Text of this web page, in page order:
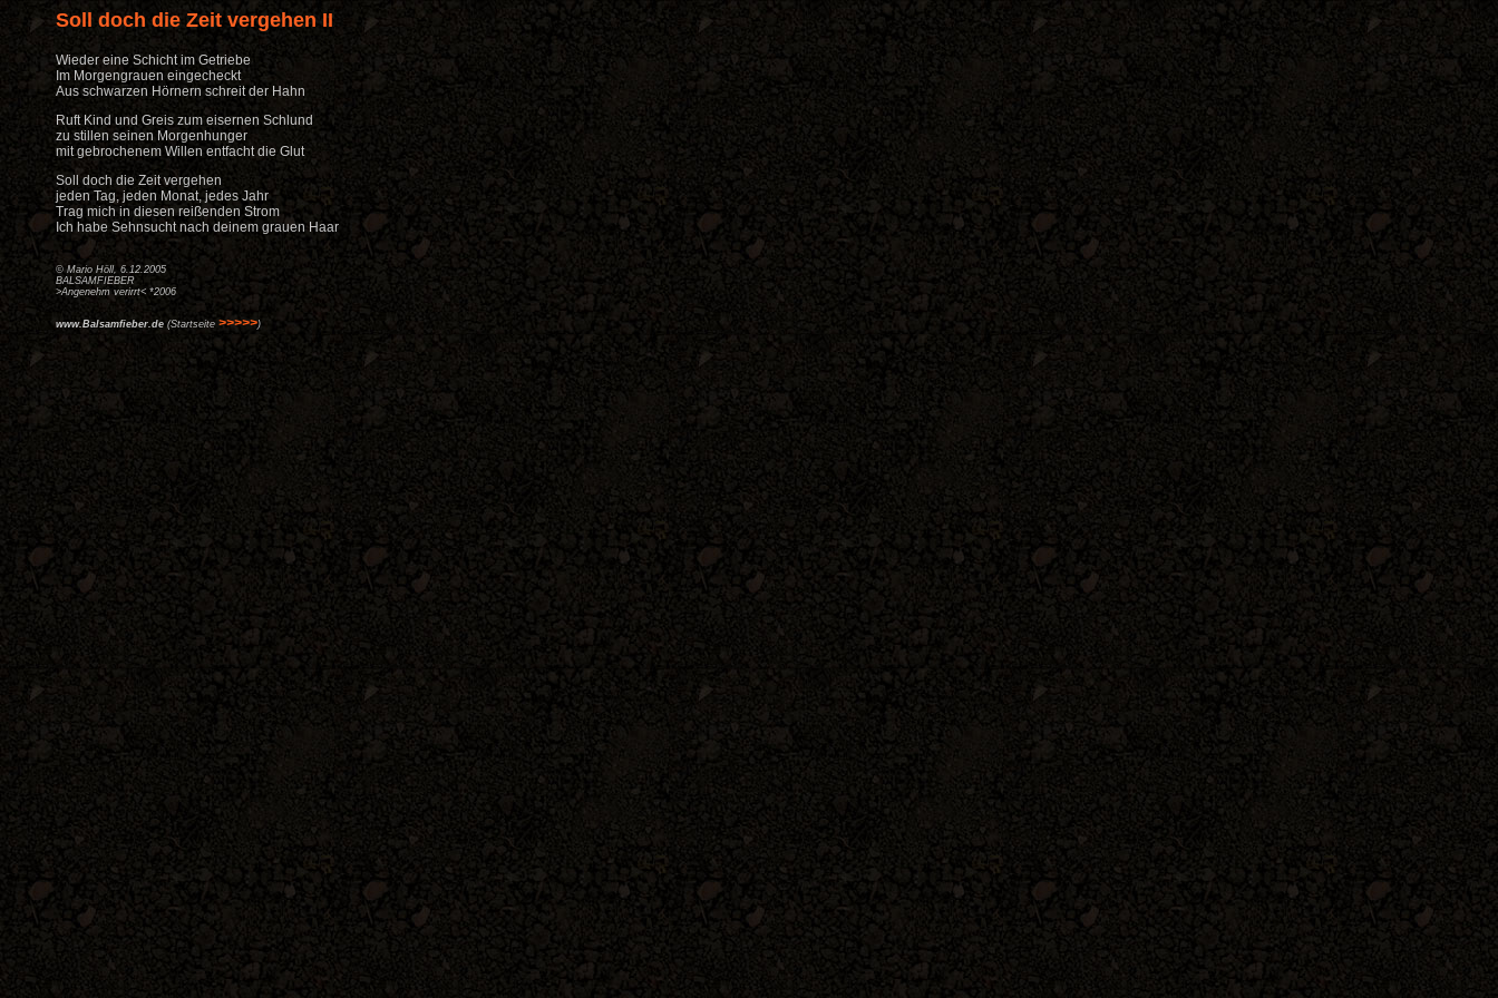
Soll doch die Zeit vergehen II
Wieder eine Schicht im Getriebe
Im Morgengrauen eingecheckt
Aus schwarzen Hörnern schreit der Hahn
Ruft Kind und Greis zum eisernen Schlund
zu stillen seinen Morgenhunger
mit gebrochenem Willen entfacht die Glut
Soll doch die Zeit vergehen
jeden Tag, jeden Monat, jedes Jahr
Trag mich in diesen reißenden Strom
Ich habe Sehnsucht nach deinem grauen Haar
© Mario Höll, 6.12.2005
BALSAMFIEBER
>Angenehm verirrt< *2006
www.Balsamfieber.de (Startseite >>>>>)